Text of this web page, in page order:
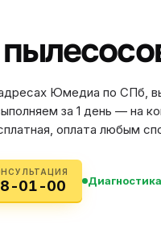
техника
Юмедиа по СПб,
за 1 день — на
оплата любым
01-00